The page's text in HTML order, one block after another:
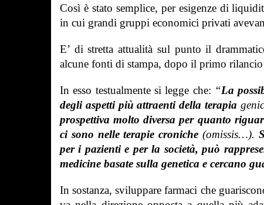
Così è stato semplice, per esigenze di
in cui grandi gruppi economici privati
E’ di stretta attualità sul punto il
alcune fonti di stampa, dopo il primo
In esso testualmente si legge che: “La
degli aspetti più attraenti della terapia
prospettiva molto diversa per quanto
ci sono nelle terapie croniche (omissis…).
per i pazienti e per la società, può
medicine basate sulla genetica e cercano
In sostanza, sviluppare farmaci che